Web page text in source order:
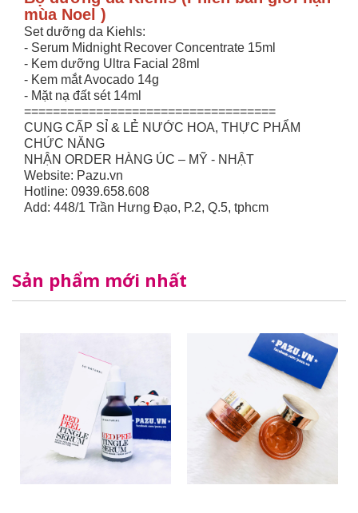
mùa Noel )
Set dưỡng da Kiehls:
- Serum Midnight Recover Concentrate 15ml
- Kem dưỡng Ultra Facial 28ml
- Kem mắt Avocado 14g
- Mặt nạ đất sét 14ml
===================================
CUNG CẤP SỈ & LẺ NƯỚC HOA, THỰC PHẨM
CHỨC NĂNG
NHẬN ORDER HÀNG ÚC – MỸ - NHẬT
Website: Pazu.vn
Hotline: 0939.658.608
Add: 448/1 Trần Hưng Đạo, P.2, Q.5, tphcm
Sản phẩm mới nhất